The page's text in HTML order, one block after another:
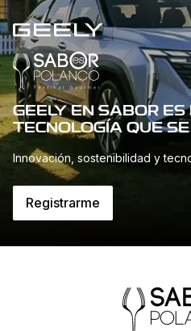
GEELY EN SABOR ES
TECNOLOGÍA QUE
Innovación, sostenibilidad y
Registrarme